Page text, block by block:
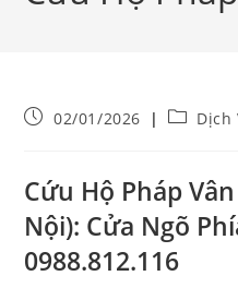
02/01/2026 Dịch
Cứu Hộ Pháp
Nội): Cửa Ngõ
0988.812.116